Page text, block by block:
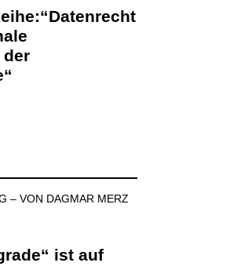
Karriere
der
– VON DAGMAR MERZ
ist auf